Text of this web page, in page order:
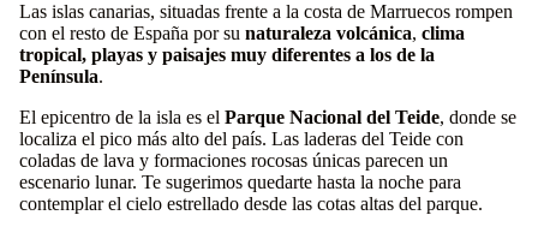
Las islas canarias, situadas frente a la costa de Marruecos rompen
con el resto de España por su naturaleza volcánica, clima
tropical, playas y paisajes muy diferentes a los de la
Península.
El epicentro de la isla es el Parque Nacional del Teide, donde se
localiza el pico más alto del país. Las laderas del Teide con
coladas de lava y formaciones rocosas únicas parecen un
escenario lunar. Te sugerimos quedarte hasta la noche para
contemplar el cielo estrellado desde las cotas altas del parque.